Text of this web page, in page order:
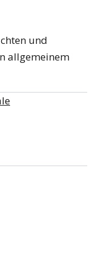
und
allgemeinem